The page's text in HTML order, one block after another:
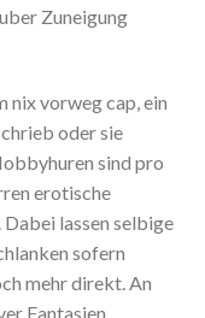
Zuneigung
nix vorweg cap, ein
oder sie
sind pro
erotische
lassen selbige
sofern
mehr direkt. An
Fantasien